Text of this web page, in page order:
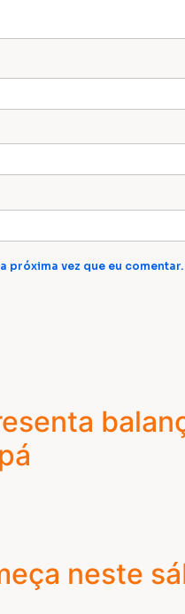
próxima vez que eu comentar.
neste